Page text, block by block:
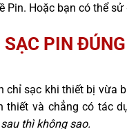
Hoặc bạn có thể
PIN
chỉ sạc khi thiết bị vừa
và chẳng có tác
thì không sao.